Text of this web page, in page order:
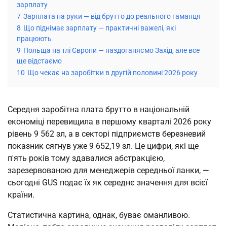
зарплату
7 Зарплата на руки — від брутто до реального гаманця
8 Що піднімає зарплату — практичні важелі, які
працюють
9 Польща на тлі Європи — наздоганяємо Захід, але все
ще відстаємо
10 Що чекає на заробітки в другій половині 2026 року
Середня заробітна плата брутто в національній
економіці перевищила в першому кварталі 2026 року
рівень 9 562 зл, а в секторі підприємств березневий
показник сягнув уже 9 652,19 зл. Це цифри, які ще
п'ять років тому здавалися абстракцією,
зарезервованою для менеджерів середньої ланки, —
сьогодні GUS подає їх як середнє значення для всієї
країни.
Статистична картина, однак, буває оманливою.